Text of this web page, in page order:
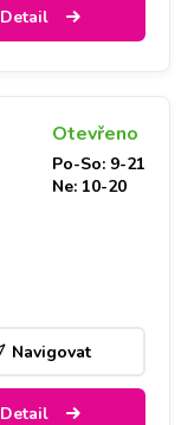
Detail
Otevřeno
Po-So: 9-21
Ne: 10-20
Navigovat
Detail